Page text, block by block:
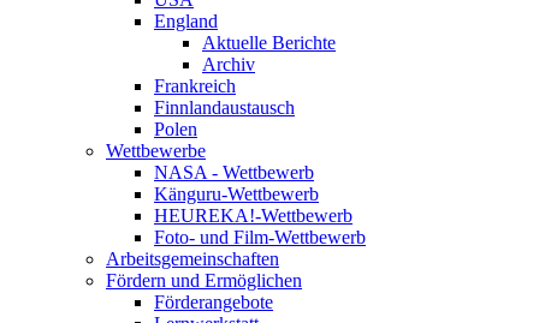
England
Aktuelle Berichte
Archiv
Frankreich
Finnlandaustausch
Polen
Wettbewerbe
NASA - Wettbewerb
Känguru-Wettbewerb
HEUREKA!-Wettbewerb
Foto- und Film-Wettbewerb
Arbeitsgemeinschaften
Fördern und Ermöglichen
Förderangebote